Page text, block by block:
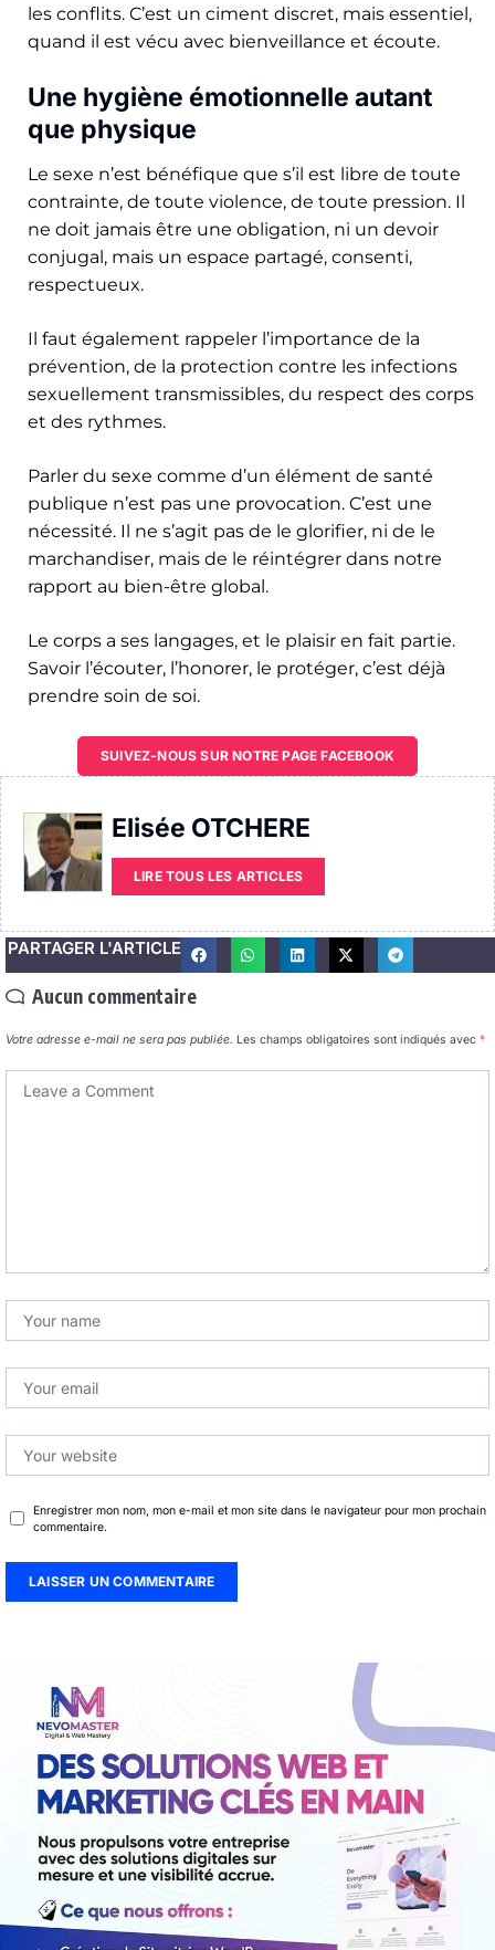
les conflits. C’est un ciment discret, mais essentiel,
quand il est vécu avec bienveillance et écoute.
Une hygiène émotionnelle autant
que physique
Le sexe n’est bénéfique que s’il est libre de toute
contrainte, de toute violence, de toute pression. Il
ne doit jamais être une obligation, ni un devoir
conjugal, mais un espace partagé, consenti,
respectueux.
Il faut également rappeler l’importance de la
prévention, de la protection contre les infections
sexuellement transmissibles, du respect des corps
et des rythmes.
Parler du sexe comme d’un élément de santé
publique n’est pas une provocation. C’est une
nécessité. Il ne s’agit pas de le glorifier, ni de le
marchandiser, mais de le réintégrer dans notre
rapport au bien-être global.
Le corps a ses langages, et le plaisir en fait partie.
Savoir l’écouter, l’honorer, le protéger, c’est déjà
prendre soin de soi.
SUIVEZ-NOUS SUR NOTRE PAGE FACEBOOK
Elisée OTCHERE
LIRE TOUS LES ARTICLES
PARTAGER L'ARTICLE
Aucun commentaire
Votre adresse e-mail ne sera pas publiée. Les champs obligatoires sont indiqués avec *
Enregistrer mon nom, mon e-mail et mon site dans le navigateur pour mon prochain
commentaire.